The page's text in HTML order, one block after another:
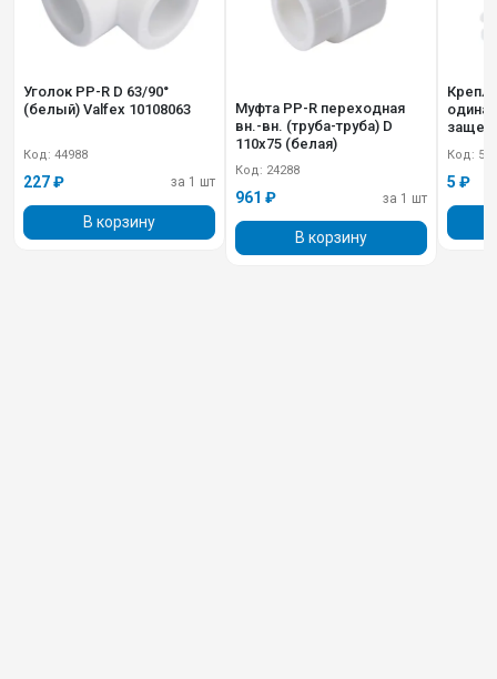
Уголок PP-R D 63/90°
(белый) Valfex 10108063
Код: 44988
227 ₽ за 1 шт
В корзину
Муфта PP-R переходная
вн.-вн. (труба-труба) D
110х75 (белая)
Код: 24288
961 ₽ за 1 шт
В корзину
Код:
5 ₽